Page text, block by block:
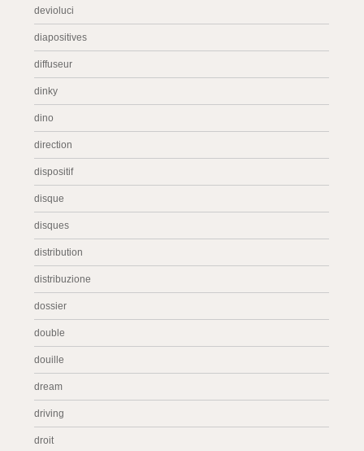
devioluci
diapositives
diffuseur
dinky
dino
direction
dispositif
disque
disques
distribution
distribuzione
dossier
double
douille
dream
driving
droit